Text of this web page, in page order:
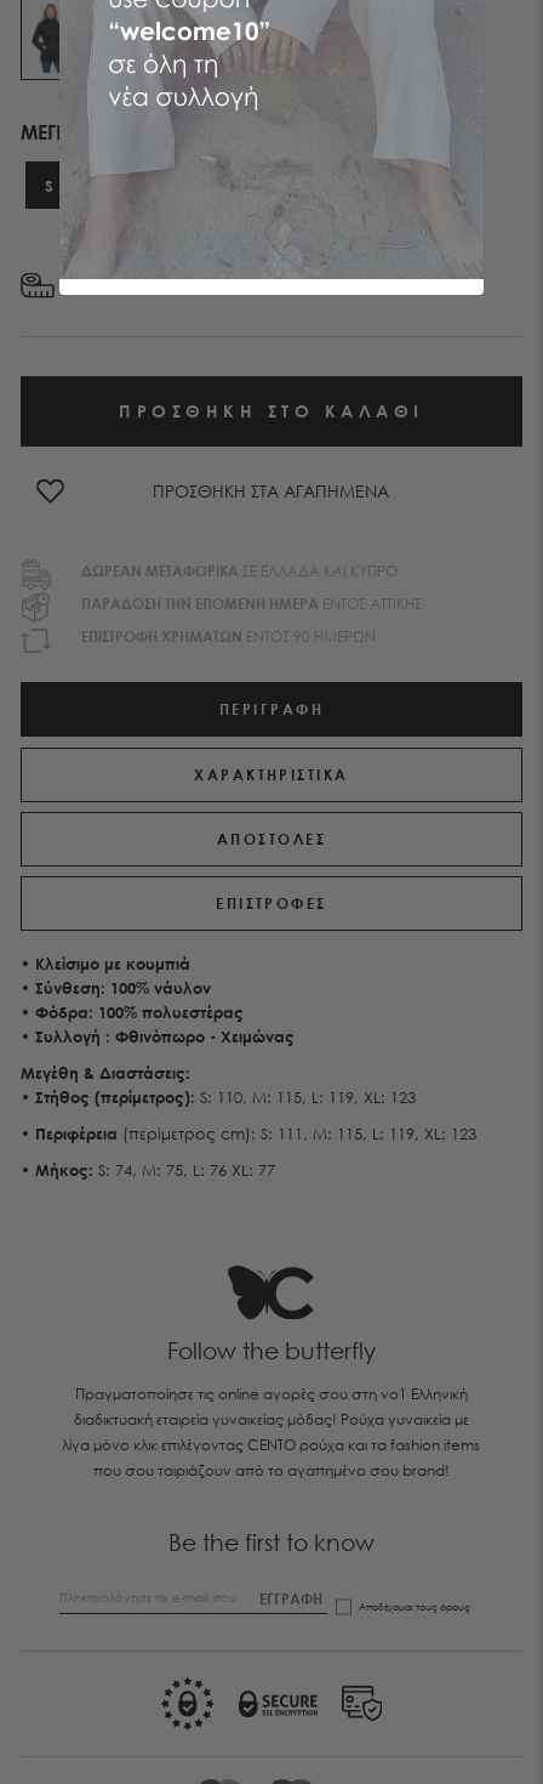
ΜΕΓΕΘΟΣ
S L
ΜΕΓΕΘΟΛΟΓΙΟ
ΠΡΟΣΘΗΚΗ ΣΤΑ ΑΓΑΠΗΜΕΝΑ
ΔΩΡΕΑΝ ΜΕΤΑΦΟΡΙΚA ΣΕ ΕΛΛΑΔΑ ΚΑΙ ΚΥΠΡΟ
ΠΑΡΑΔΟΣΗ ΤΗΝ ΕΠΟΜΕΝΗ ΗΜΕΡΑ ΕΝΤΟΣ ΑΤΤΙΚΗΣ
EΠΙΣΤΡΟΦΗ ΧΡΗΜΑΤΩΝ ΕΝΤΟΣ 90 ΗΜΕΡΩΝ
ΠΕΡΙΓΡΑΦΉ
ΧΑΡΑΚΤΗΡΙΣΤΙΚΑ
ΑΠΟΣΤΟΛΕΣ
ΕΠΙΣΤΡΟΦΕΣ
• Κλείσιμο με κουμπιά
• Σύνθεση: 100% νάυλον
• Φόδρα: 100% πολυεστέρας
• Συλλογή : Φθινόπωρο - Χειμώνας
Μεγέθη & Διαστάσεις:
• Στήθος (περίμετρος): S: 110, M: 115, L: 119, XL: 123
• Περιφέρεια (περίμετρος cm): S: 111, M: 115, L: 119, XL: 123
• Μήκος: S: 74, M: 75, L: 76 XL: 77
Follow the butterfly
Πραγματοποίησε τις online αγορές σου στη νο1 Ελληνική
διαδικτυακή εταιρεία γυναικείας μόδας! Ρούχα γυναικεία με
λίγα μόνο κλικ επιλέγοντας CENTO ρούχα και τα fashion items
που σου ταιριάζουν από το αγαπημένο σου brand!
Be the first to know
ΕΓΓΡΑΦΗ Αποδέχομαι τους όρους